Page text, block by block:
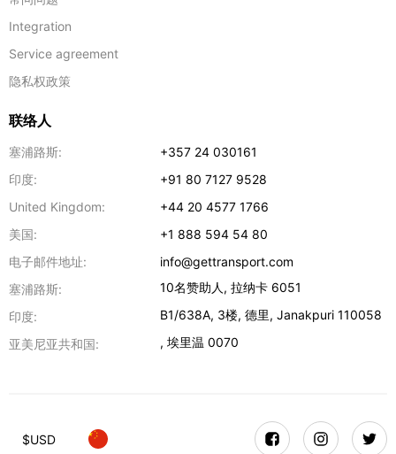
Integration
Service agreement
隐私权政策
联络人
塞浦路斯:
+357 24 030161
印度:
+91 80 7127 9528
United Kingdom:
+44 20 4577 1766
美国:
+1 888 594 54 80
电子邮件地址:
info@gettransport.com
塞浦路斯:
10名赞助人 ,拉纳卡 6051
印度:
B1/638A, 3楼,德里,Janakpuri 110058
亚美尼亚共和国:
,埃里温 0070
$USD